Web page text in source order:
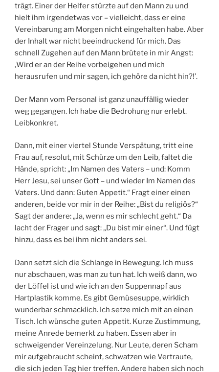
trägt. Einer der Helfer stürzte auf den Mann zu und
hielt ihm irgendetwas vor – vielleicht, dass er eine
Vereinbarung am Morgen nicht eingehalten habe. Aber
der Inhalt war nicht beeindruckend für mich. Das
schnell Zugehen auf den Mann brütete in mir Angst:
‚Wird er an der Reihe vorbeigehen und mich
herausrufen und mir sagen, ich gehöre da nicht hin?!’.
Der Mann vom Personal ist ganz unauffällig wieder
weg gegangen. Ich habe die Bedrohung nur erlebt.
Leibkonkret.
Dann, mit einer viertel Stunde Verspätung, tritt eine
Frau auf, resolut, mit Schürze um den Leib, faltet die
Hände, spricht: „Im Namen des Vaters – und: Komm
Herr Jesu, sei unser Gott – und wieder Im Namen des
Vaters. Und dann: Guten Appetit.“ Fragt einer einen
anderen, beide vor mir in der Reihe: „Bist du religiös?“
Sagt der andere: „Ja, wenn es mir schlecht geht.“ Da
lacht der Frager und sagt: „Du bist mir einer“. Und fügt
hinzu, dass es bei ihm nicht anders sei.
Dann setzt sich die Schlange in Bewegung. Ich muss
nur abschauen, was man zu tun hat. Ich weiß dann, wo
der Löffel ist und wie ich an den Suppennapf aus
Hartplastik komme. Es gibt Gemüsesuppe, wirklich
wunderbar schmacklich. Ich setze mich mit an einen
Tisch. Ich wünsche guten Appetit. Kurze Zustimmung,
meine Anrede bemerkt zu haben. Essen aber in
schweigender Vereinzelung. Nur Leute, deren Scham
mir aufgebraucht scheint, schwatzen wie Vertraute,
die sich jeden Tag hier treffen. Andere haben sich noch